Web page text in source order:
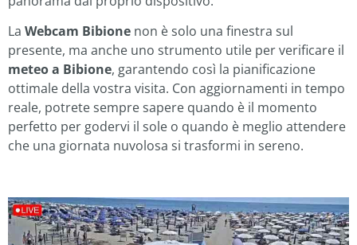
La Webcam Bibione non è solo una finestra sul
presente, ma anche uno strumento utile per verificare il
meteo a Bibione, garantendo così la pianificazione
ottimale della vostra visita. Con aggiornamenti in tempo
reale, potrete sempre sapere quando è il momento
perfetto per godervi il sole o quando è meglio attendere
che una giornata nuvolosa si trasformi in sereno.